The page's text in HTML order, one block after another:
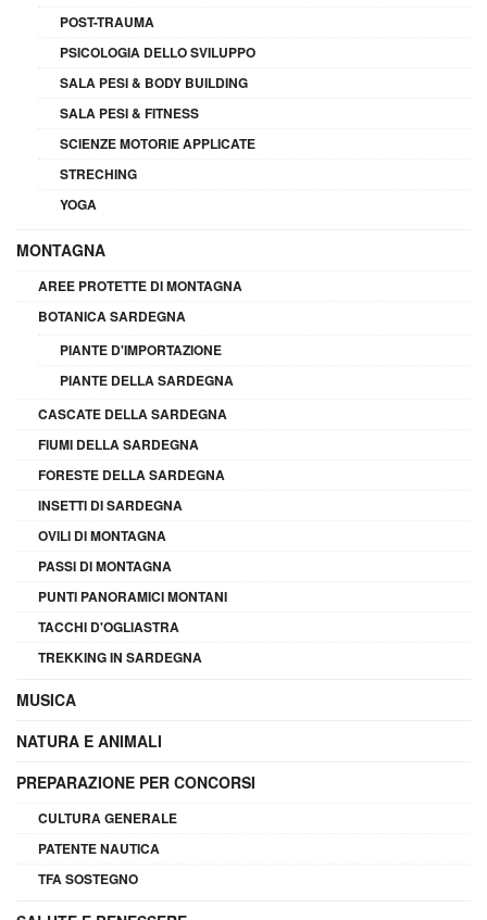
POST-TRAUMA
PSICOLOGIA DELLO SVILUPPO
SALA PESI & BODY BUILDING
SALA PESI & FITNESS
SCIENZE MOTORIE APPLICATE
STRECHING
YOGA
MONTAGNA
AREE PROTETTE DI MONTAGNA
BOTANICA SARDEGNA
PIANTE D'IMPORTAZIONE
PIANTE DELLA SARDEGNA
CASCATE DELLA SARDEGNA
FIUMI DELLA SARDEGNA
FORESTE DELLA SARDEGNA
INSETTI DI SARDEGNA
OVILI DI MONTAGNA
PASSI DI MONTAGNA
PUNTI PANORAMICI MONTANI
TACCHI D'OGLIASTRA
TREKKING IN SARDEGNA
MUSICA
NATURA E ANIMALI
PREPARAZIONE PER CONCORSI
CULTURA GENERALE
PATENTE NAUTICA
TFA SOSTEGNO